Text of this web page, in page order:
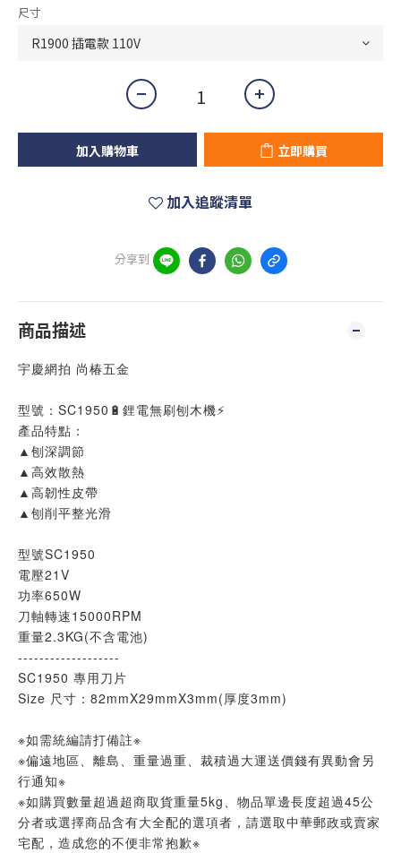
尺寸
加入購物車 立即購買
加入追蹤清單
分享到
商品描述
宇慶網拍 尚椿五金
型號：SC1950🔋鋰電無刷刨木機⚡
產品特點：
▲刨深調節
▲高效散熱
▲高韌性皮帶
▲刨削平整光滑
型號SC1950
電壓21V
功率650W
刀軸轉速15000RPM
重量2.3KG(不含電池)
-------------------
SC1950 專用刀片
Size 尺寸：82mmX29mmX3mm(厚度3mm)
※如需統編請打備註※
※偏遠地區、離島、重量過重、裁積過大運送價錢有異動會另
行通知※
※如購買數量超過超商取貨重量5kg、物品單邊長度超過45公
分者或選擇商品含有大全配的選項者，請選取中華郵政或賣家
宅配，造成您的不便非常抱歉※